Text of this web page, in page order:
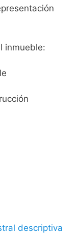
inmueble:
descriptiva